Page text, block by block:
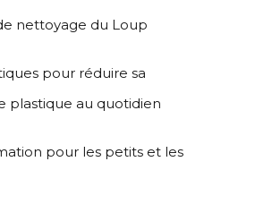
nettoyage du Loup
pour réduire sa
plastique au quotidien
pour les petits et les